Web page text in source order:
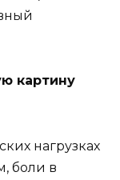
картину
нагрузках
боли в